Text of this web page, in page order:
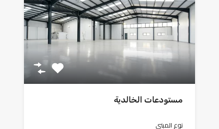
مستودعات الخالدية
نوع المبنى